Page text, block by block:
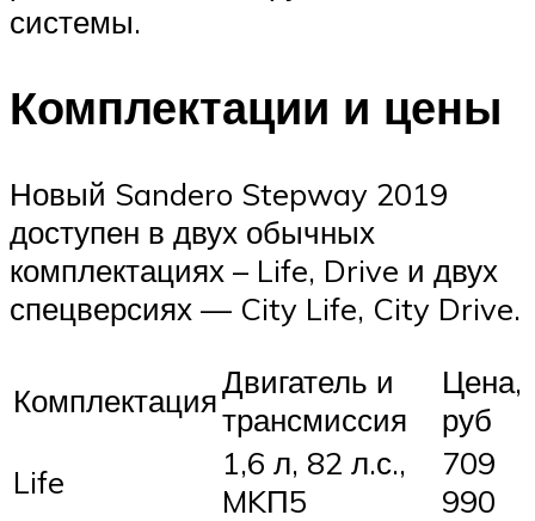
системы.
Комплектации и цены
Новый Sandero Stepway 2019
доступен в двух обычных
комплектациях – Life, Drive и двух
спецверсиях — City Life, City Drive.
КомплектацияДвигатель и
трансмиссия
Цена,
руб
Life
1,6 л, 82 л.с.,
MKП5
709
990